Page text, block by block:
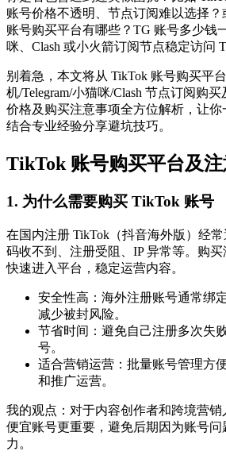
账号价格不透明、节点订阅难以选择
账号购买平台有哪些？TG 账号多少钱
咪、Clash 或小火箭订阅节点稳定访问
别着急，本文将从 TikTok 账号购买平
机/Telegram/小猫咪/Clash 节点订阅购
价格及购买注意事项全方位解析，让
结合专业经验分享避坑技巧。
TikTok 账号购买平台及
1. 为什么需要购买 TikTok 账号
在国内注册 TikTok（抖音海外版）经
码收不到、注册受阻、IP 异常等。购
快速进入平台，稳定运营内容。
安全性高：海外注册账号通常绑
减少被封风险。
节省时间：避免自己注册多次失
号。
适合营销运营：批量账号管理方
和推广运营。
我的观点：对于内容创作者和跨境营
便宜账号更重要，避免后期因为账号
力。